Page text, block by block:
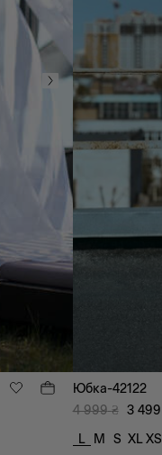
Юбка-42122
4 999 ₴ 3 499
L
M S XLXS